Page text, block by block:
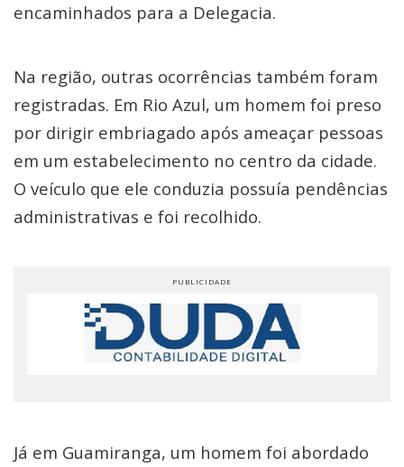
encaminhados para a Delegacia.
Na região, outras ocorrências também foram
registradas. Em Rio Azul, um homem foi preso
por dirigir embriagado após ameaçar pessoas
em um estabelecimento no centro da cidade.
O veículo que ele conduzia possuía pendências
administrativas e foi recolhido.
Já em Guamiranga, um homem foi abordado